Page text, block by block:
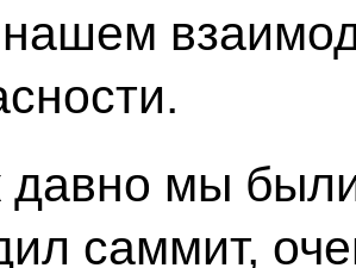
давно мы
саммит,